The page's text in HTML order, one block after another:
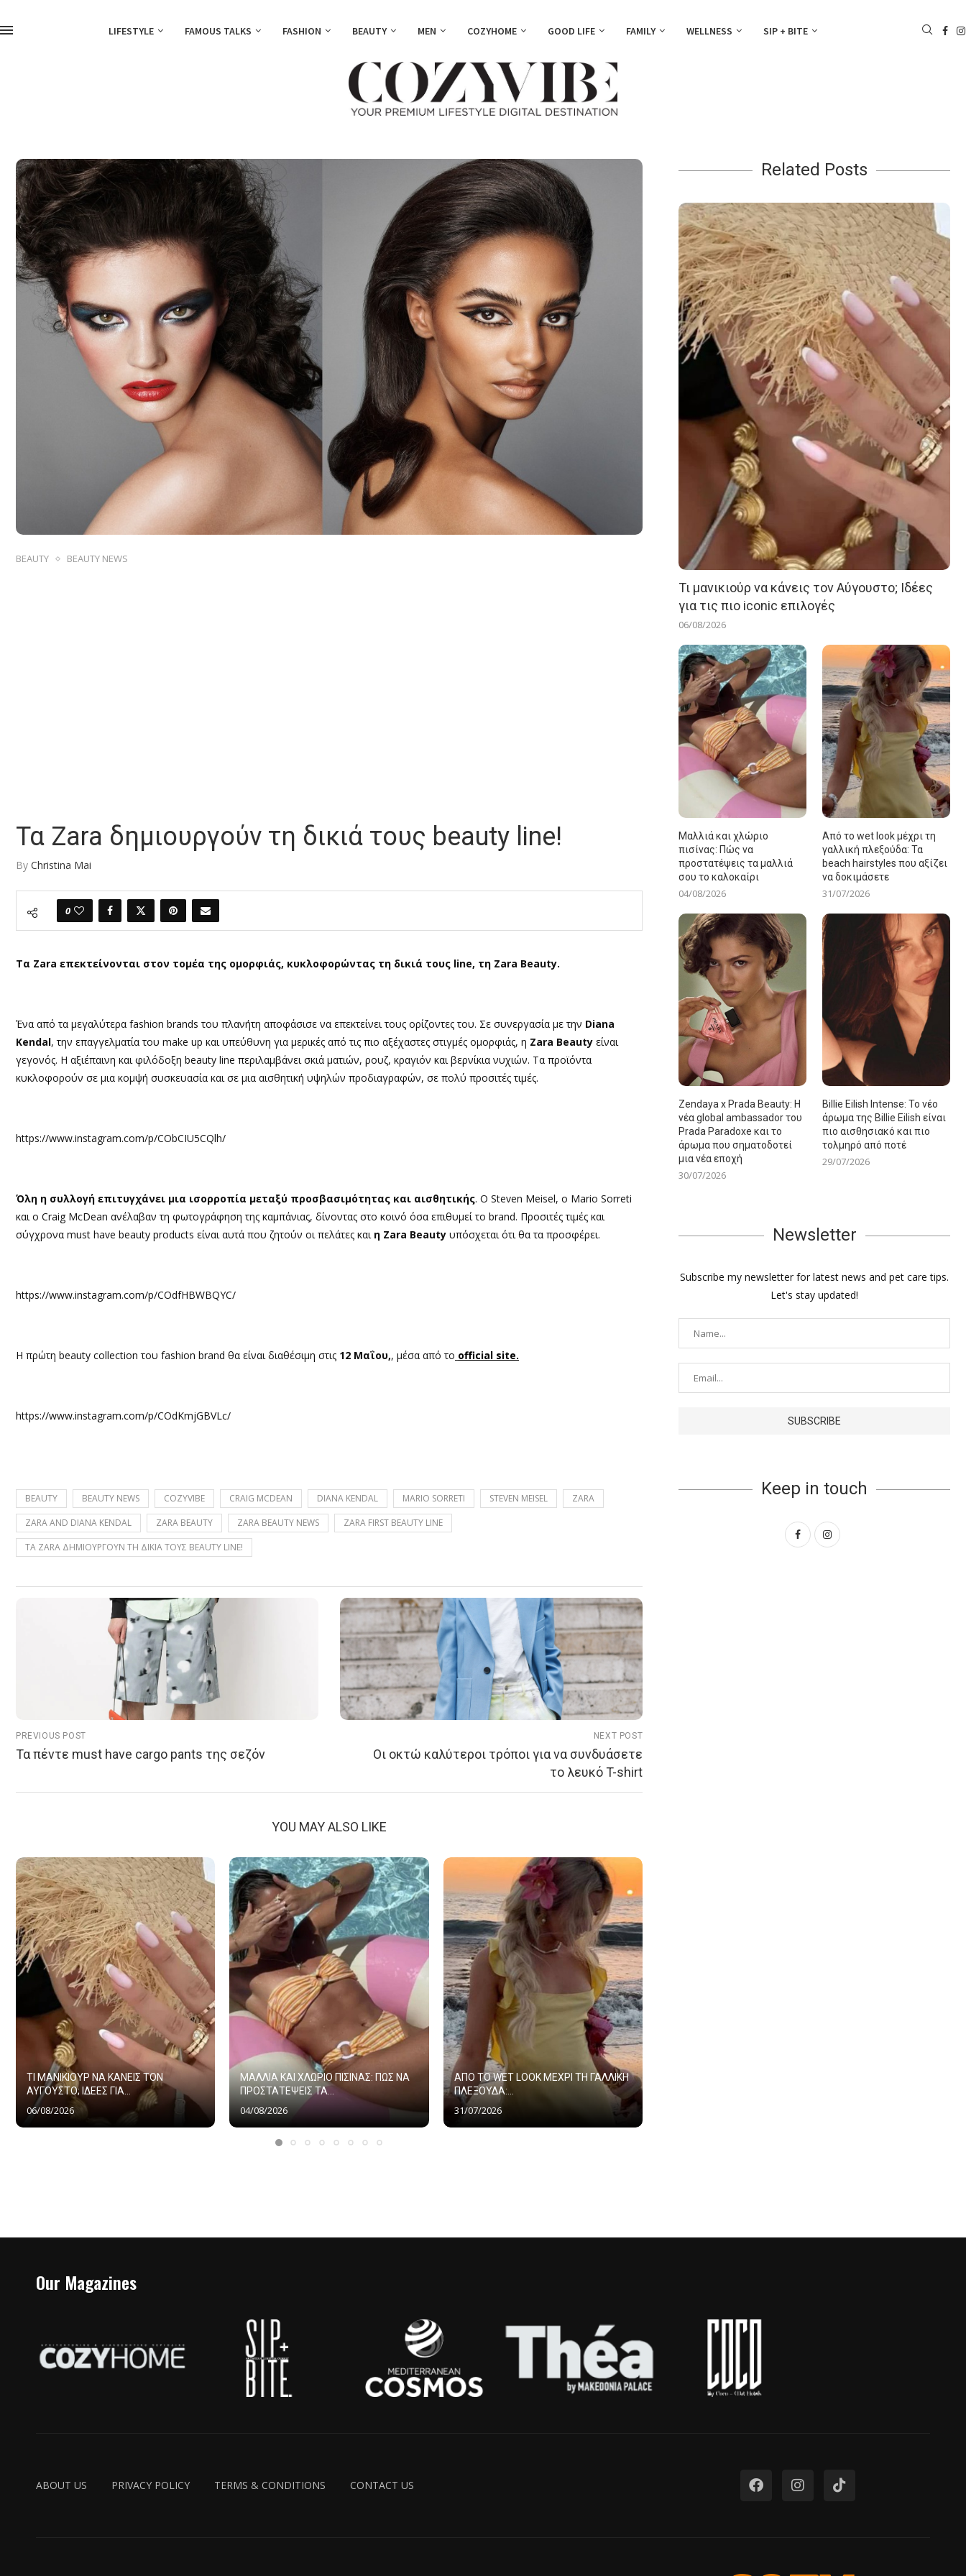
LIFESTYLE FAMOUS TALKS FASHION BEAUTY MEN COZYHOME GOOD LIFE FAMILY WELLNESS SIP + BITE
BEAUTY BEAUTY NEWS
Τα Zara δημιουργούν τη δικιά τους beauty line!
By Christina Mai
0
Τα Zara επεκτείνονται στον τομέα της ομορφιάς, κυκλοφορώντας τη δικιά τους line, τη Zara Beauty.
Ένα από τα μεγαλύτερα fashion brands του πλανήτη αποφάσισε να επεκτείνει τους ορίζοντες του. Σε συνεργασία με την Diana
Kendal, την επαγγελματία του make up και υπεύθυνη για μερικές από τις πιο αξέχαστες στιγμές ομορφιάς, η Zara Beauty είναι
γεγονός. Η αξιέπαινη και φιλόδοξη beauty line περιλαμβάνει σκιά ματιών, ρουζ, κραγιόν και βερνίκια νυχιών. Τα προϊόντα
κυκλοφορούν σε μια κομψή συσκευασία και σε μια αισθητική υψηλών προδιαγραφών, σε πολύ προσιτές τιμές.
https://www.instagram.com/p/CObCIU5CQlh/
Όλη η συλλογή επιτυγχάνει μια ισορροπία μεταξύ προσβασιμότητας και αισθητικής. Ο Steven Meisel, ο Mario Sorreti
και ο Craig McDean ανέλαβαν τη φωτογράφηση της καμπάνιας, δίνοντας στο κοινό όσα επιθυμεί το brand. Προσιτές τιμές και
σύγχρονα must have beauty products είναι αυτά που ζητούν οι πελάτες και η Zara Beauty υπόσχεται ότι θα τα προσφέρει.
https://www.instagram.com/p/COdfHBWBQYC/
Η πρώτη beauty collection του fashion brand θα είναι διαθέσιμη στις 12 Μαΐου,, μέσα από το official site.
https://www.instagram.com/p/COdKmjGBVLc/
BEAUTY BEAUTY NEWS COZYVIBE CRAIG MCDEAN DIANA KENDAL MARIO SORRETI STEVEN MEISEL
ZARA
ZARA AND DIANA KENDAL
ZARA BEAUTY ZARA BEAUTY NEWS
ZARA FIRST BEAUTY LINE
ΤΑ ZARA ΔΗΜΙΟΥΡΓΟΥΝ ΤΗ ΔΙΚΙΑ ΤΟΥΣ BEAUTY LINE!
PREVIOUS POST
Τα πέντε must have cargo pants της σεζόν
NEXT POST
Οι οκτώ καλύτεροι τρόποι για να συνδυάσετε
το λευκό T-shirt
YOU MAY ALSO LIKE
ΤΙ ΜΑΝΙΚΙΟΥΡ ΝΑ ΚΑΝΕΙΣ ΤΟΝ
ΑΥΓΟΥΣΤΟ; ΙΔΕΕΣ ΓΙΑ...
06/08/2026
ΜΑΛΛΙΑ ΚΑΙ ΧΛΩΡΙΟ ΠΙΣΙΝΑΣ: ΠΩΣ ΝΑ
ΠΡΟΣΤΑΤΕΨΕΙΣ ΤΑ...
04/08/2026
ΑΠΟ ΤΟ WET LOOK ΜΕΧΡΙ ΤΗ ΓΑΛΛΙΚΗ
ΠΛΕΞΟΥΔΑ:...
31/07/2026
Related Posts
Τι μανικιούρ να κάνεις τον Αύγουστο; Ιδέες
για τις πιο iconic επιλογές
06/08/2026
Μαλλιά και χλώριο
πισίνας: Πώς να
προστατέψεις τα μαλλιά
σου το καλοκαίρι
04/08/2026
Από το wet look μέχρι τη
γαλλική πλεξούδα: Τα
beach hairstyles που αξίζει
να δοκιμάσετε
31/07/2026
Zendaya x Prada Beauty: Η
νέα global ambassador του
Prada Paradoxe και το
άρωμα που σηματοδοτεί
μια νέα εποχή
30/07/2026
Billie Eilish Intense: Το νέο
άρωμα της Billie Eilish είναι
πιο αισθησιακό και πιο
τολμηρό από ποτέ
29/07/2026
Newsletter
Subscribe my newsletter for latest news and pet care tips.
Let's stay updated!
Keep in touch
Our Magazines
ABOUT US PRIVACY POLICY TERMS & CONDITIONS CONTACT US